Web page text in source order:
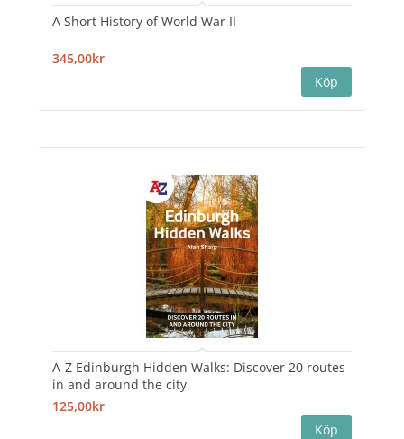
A Short History of World War II
345,00kr
A-Z Edinburgh Hidden Walks: Discover 20 routes
in and around the city
125,00kr